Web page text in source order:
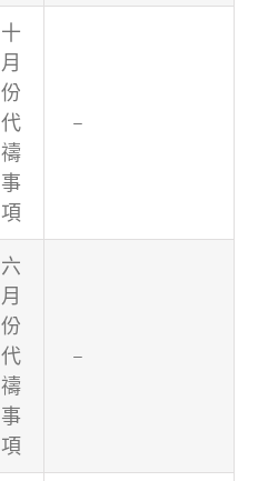
十
月
份
代
禱
事
項
–
六
月
份
代
禱
事
項
–